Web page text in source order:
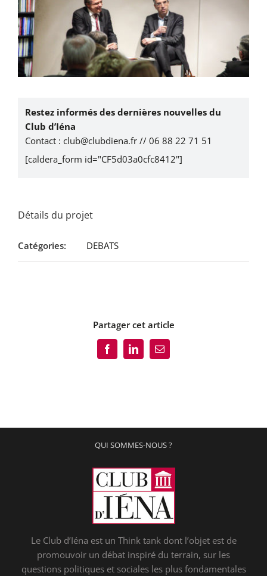
Restez informés des dernières nouvelles du
Club d’Iéna
Contact : club@clubdiena.fr // 06 88 22 71 51
[caldera_form id="CF5d03a0cfc8412"]
Détails du projet
Catégories: DEBATS
Partager cet article
FacebookLinkedInEmail
QUI SOMMES-NOUS ?
Le Club d’Iéna est un Think tank dont l’objet est de
promouvoir un débat inspiré du terrain, sur les
questions politiques et sociales les plus fondamentales